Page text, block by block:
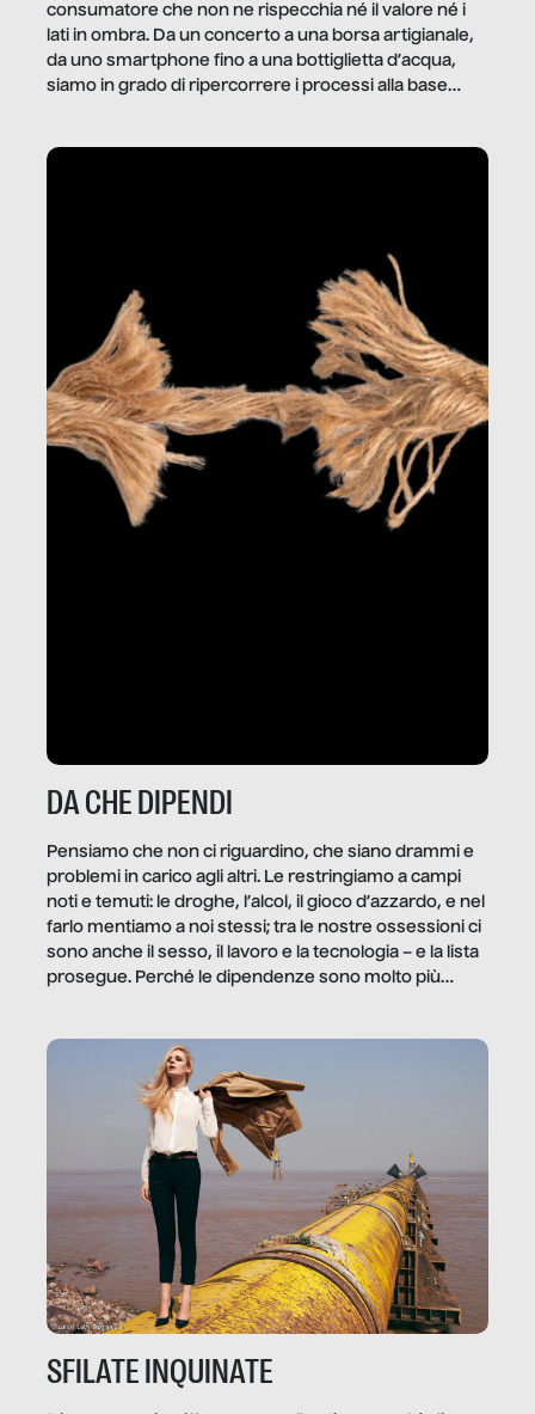
consumatore che non ne rispecchia né il valore né i
lati in ombra. Da un concerto a una borsa artigianale,
da uno smartphone fino a una bottiglietta d’acqua,
siamo in grado di ripercorrere i processi alla base
dietro gli oggetti e i servizi che fanno la nostra vita
DA CHE DIPENDI
Pensiamo che non ci riguardino, che siano drammi e
problemi in carico agli altri. Le restringiamo a campi
noti e temuti: le droghe, l’alcol, il gioco d’azzardo, e nel
farlo mentiamo a noi stessi; tra le nostre ossessioni ci
sono anche il sesso, il lavoro e la tecnologia – e la lista
prosegue. Perché le dipendenze sono molto più
trae un guadagno. In questo reportage vediamo
quale e come.
SFILATE INQUINATE